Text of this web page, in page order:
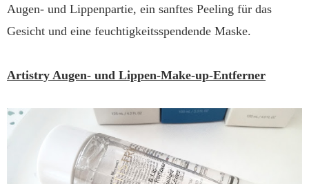
Augen- und Lippenpartie, ein sanftes Peeling für das
Gesicht und eine feuchtigkeitsspendende Maske.
Artistry Augen- und Lippen-Make-up-Entferner